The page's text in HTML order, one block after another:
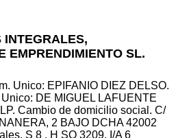
INTEGRALES,
EMPRENDIMIENTO SL.
Unico: EPIFANIO DIEZ DELSO.
DE MIGUEL LAFUENTE
Cambio de domicilio social. C/
2 BAJO DCHA 42002
S 8 , H SO 3209, I/A 6